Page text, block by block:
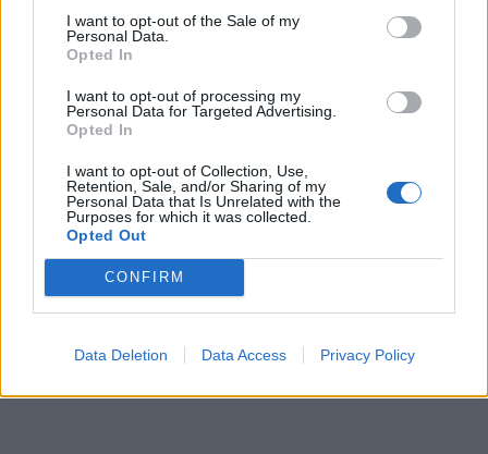
I want to opt-out of the Sale of my
Personal Data.
Opted In
I want to opt-out of processing my
Personal Data for Targeted Advertising.
Opted In
I want to opt-out of Collection, Use,
Retention, Sale, and/or Sharing of my
Personal Data that Is Unrelated with the
Purposes for which it was collected.
Opted Out
CONFIRM
Data Deletion Data Access Privacy Policy